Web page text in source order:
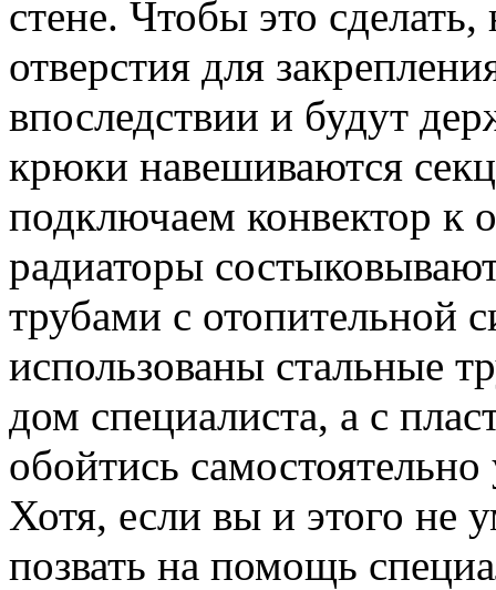
стене. Чтобы это
отверстия для
впоследствии и будут
крюки навешиваются
подключаем конвектор к
радиаторы
трубами с отопительной
использованы стальные
дом специалиста, а с
обойтись
Хотя, если вы и этого не
позвать на помощь